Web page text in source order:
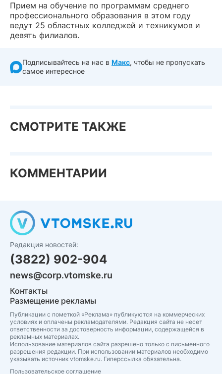
Прием на обучение по программам среднего
профессионального образования в этом году
ведут 25 областных колледжей и техникумов и
девять филиалов.
Подписывайтесь на нас в Макс, чтобы не пропускать
самое интересное
СМОТРИТЕ ТАКЖЕ
КОММЕНТАРИИ
Редакция новостей:
(3822) 902-904
news@corp.vtomske.ru
Контакты
Размещение рекламы
Публикации с пометкой «Реклама» публикуются на коммерческих
условиях и оплачены рекламодателями. Редакция сайта не несет
ответственности за достоверность информации, содержащейся в
рекламных материалах.
Использование материалов сайта разрешено только с письменного
разрешения редакции. При использовании материалов необходимо
указывать источник vtomske.ru. Гиперссылка обязательна.
Пользовательское соглашение